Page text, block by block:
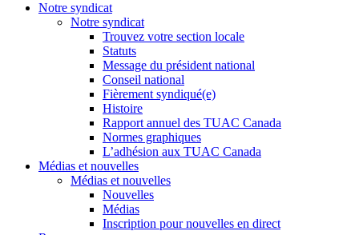
Notre syndicat
Notre syndicat
Trouvez votre section locale
Statuts
Message du président national
Conseil national
Fièrement syndiqué(e)
Histoire
Rapport annuel des TUAC Canada
Normes graphiques
L’adhésion aux TUAC Canada
Médias et nouvelles
Médias et nouvelles
Nouvelles
Médias
Inscription pour nouvelles en direct